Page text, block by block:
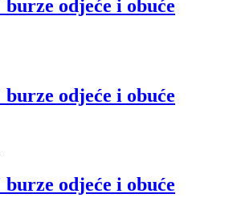
odjeće i obuće
odjeće i obuće
odjeće i obuće